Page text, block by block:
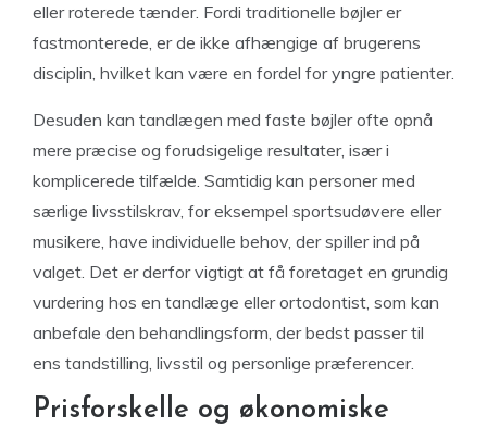
eller roterede tænder. Fordi traditionelle bøjler er
fastmonterede, er de ikke afhængige af brugerens
disciplin, hvilket kan være en fordel for yngre patienter.
Desuden kan tandlægen med faste bøjler ofte opnå
mere præcise og forudsigelige resultater, især i
komplicerede tilfælde. Samtidig kan personer med
særlige livsstilskrav, for eksempel sportsudøvere eller
musikere, have individuelle behov, der spiller ind på
valget. Det er derfor vigtigt at få foretaget en grundig
vurdering hos en tandlæge eller ortodontist, som kan
anbefale den behandlingsform, der bedst passer til
ens tandstilling, livsstil og personlige præferencer.
Prisforskelle og økonomiske